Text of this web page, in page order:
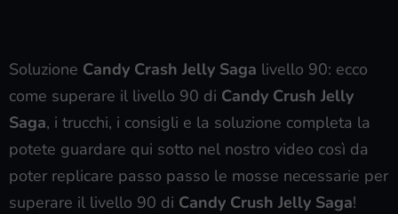
Soluzione Candy Crash Jelly Saga livello 90: ecco
come superare il livello 90 di Candy Crush Jelly
Saga, i trucchi, i consigli e la soluzione completa la
potete guardare qui sotto nel nostro video così da
poter replicare passo passo le mosse necessarie per
superare il livello 90 di Candy Crush Jelly Saga!